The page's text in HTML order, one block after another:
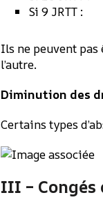
Si 9 JRTT :
Ils ne peuvent pas
l’autre.
Diminution des
Certains types
III – Congés